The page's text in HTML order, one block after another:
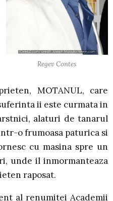
Regev Contes
MOTANUL, care
ii este curmata in
alaturi de tanarul
o frumoasa paturica si
cu masina spre un
unde il inmormanteaza
raposat.
al renumitei Academii